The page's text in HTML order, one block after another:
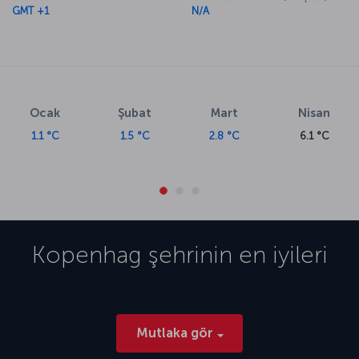
GMT +1
N/A
Ocak
1.1 °C
Şubat
1.5 °C
Mart
2.8 °C
Nisan
6.1 °C
Kopenhag şehrinin en iyileri
Mutlaka gör